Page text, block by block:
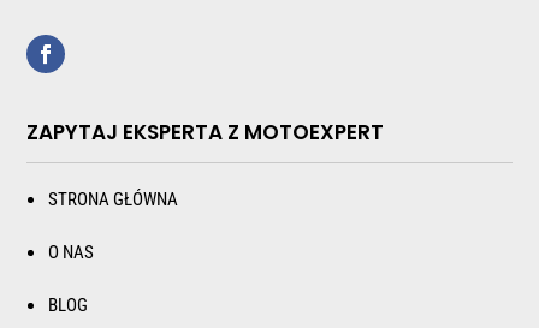
ZAPYTAJ EKSPERTA Z MOTOEXPERT
STRONA GŁÓWNA
O NAS
BLOG